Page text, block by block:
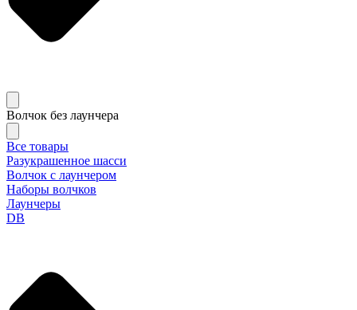
Волчок без лаунчера
Все товары
Разукрашенное шасси
Волчок с лаунчером
Наборы волчков
Лаунчеры
DB